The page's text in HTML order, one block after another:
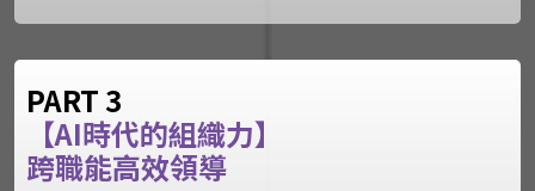
PART 3
【AI時代的組織力】
跨職能高效領導